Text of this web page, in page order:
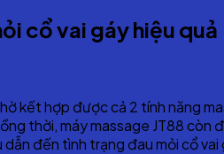
cổ vai gáy hiệu quả
kết hợp được cả 2 tính năng
thời, máy massage JT88
đến tình trạng đau mỏi cổ vai